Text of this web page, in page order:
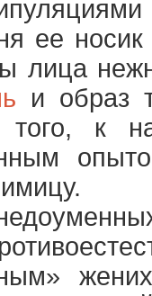
с
ее
лица
и образ
к